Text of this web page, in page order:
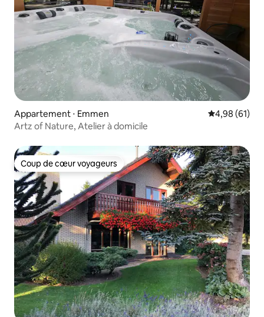
Appartement ⋅ Emmen Évaluation
4,98 (61)
Artz of Nature, Atelier à domicile
Coup de cœur voyageurs
Coup de cœur voyageurs